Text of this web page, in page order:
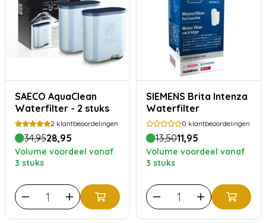
SAECO AquaClean
Waterfilter - 2 stuks
2 klantbeoordelingen
34,9528,95
Volume voordeel vanaf
3 stuks
SIEMENS Brita Intenza
Waterfilter
0 klantbeoordelingen
13,5011,95
Volume voordeel vanaf
3 stuks